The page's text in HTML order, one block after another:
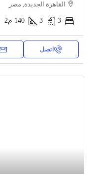
القاهرة الجديدة, مصر
3
3
140 م2
اتصل